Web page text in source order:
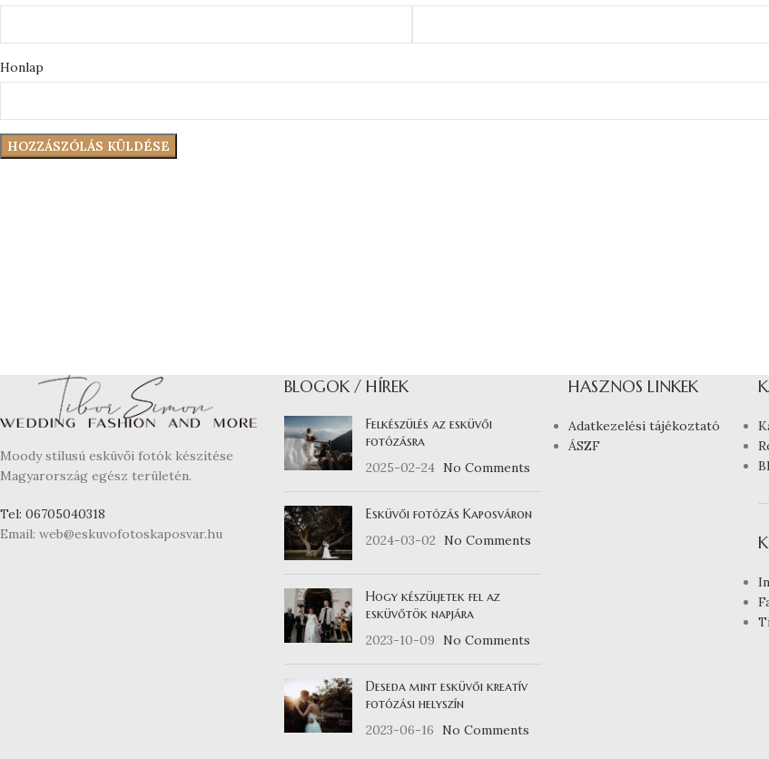
Honlap
Moody stílusú esküvői fotók készítése
Magyarország egész területén.
Tel: 06705040318
Email: web@eskuvofotoskaposvar.hu
BLOGOK / HÍREK
Felkészülés az esküvői
fotózásra
2025-02-24 No Comments
Esküvői fotózás Kaposváron
2024-03-02
No Comments
Hogy készüljetek fel az
esküvőtök napjára
2023-10-09
No Comments
Deseda mint esküvői kreatív
fotózási helyszín
2023-06-16
No Comments
HASZNOS LINKEK
Adatkezelési tájékoztató
ÁSZF